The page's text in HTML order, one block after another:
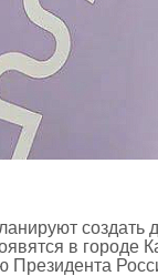
в
Президента